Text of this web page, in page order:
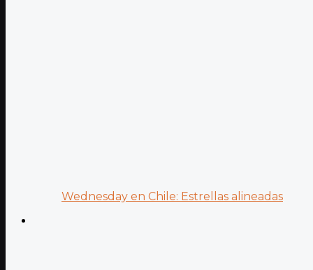
Wednesday en Chile: Estrellas alineadas